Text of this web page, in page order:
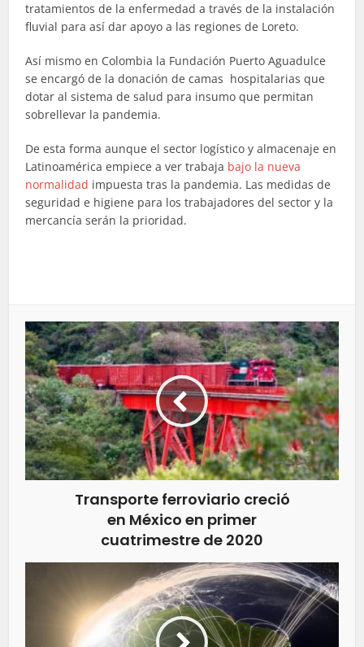
tratamientos de la enfermedad a través de la instalación
fluvial para así dar apoyo a las regiones de Loreto.
Así mismo en Colombia la Fundación Puerto Aguadulce
se encargó de la donación de camas hospitalarias que
dotar al sistema de salud para insumo que permitan
sobrellevar la pandemia.
De esta forma aunque el sector logístico y almacenaje en
Latinoamérica empiece a ver trabaja bajo la nueva
normalidad impuesta tras la pandemia. Las medidas de
seguridad e higiene para los trabajadores del sector y la
mercancía serán la prioridad.
Transporte ferroviario creció
en México en primer
cuatrimestre de 2020